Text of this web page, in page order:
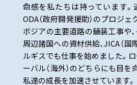
命感を私たちは持っています。
ODA（政府開発援助）のプロジェ
ボジアの主要道路の舗装工事や
周辺諸国への資材供給、JICA（国
ルギスでも仕事を始めました。ロ
ーバル（海外）のどちらにも目を
私達の成長を加速させています。